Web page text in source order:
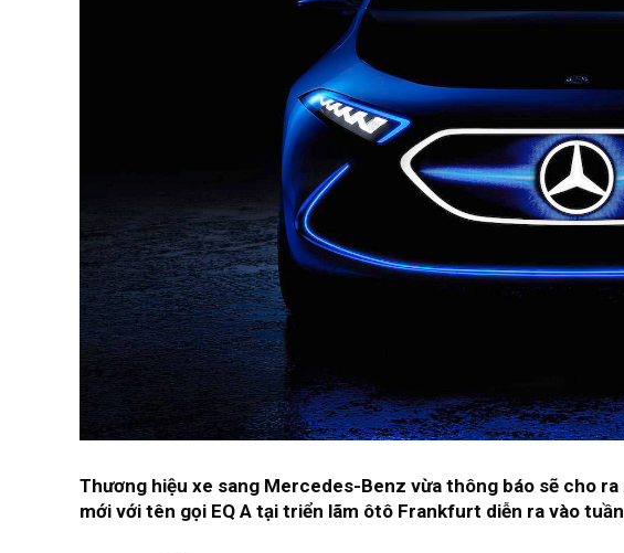
Thương hiệu xe sang Mercedes-Benz vừa thông báo sẽ cho
mới với tên gọi EQ A tại triển lãm ôtô Frankfurt diễn ra vào